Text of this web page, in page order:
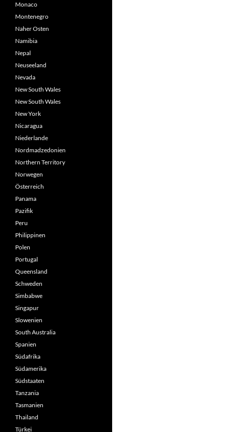
Monaco
Montenegro
Naher Osten
Namibia
Nepal
Neuseeland
Nevada
New South Wales
New South Wales
New York
Nicaragua
Niederlande
Nordmadzedonien
Northern Territory
Norwegen
Österreich
Panama
Pazifik
Peru
Philippinen
Polen
Portugal
Queensland
Schweden
Simbabwe
Singapur
Slowenien
South Australia
Spanien
Südafrika
Südamerika
Südstaaten
Tanzania
Tasmanien
Thailand
Türkei